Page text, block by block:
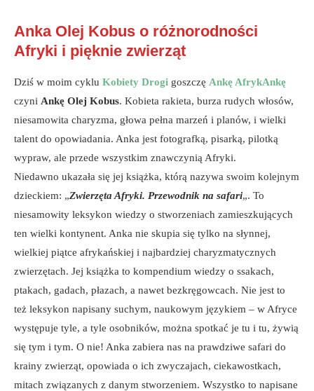
Anka Olej Kobus o różnorodności
Afryki i pięknie zwierząt
Dziś w moim cyklu Kobiety Drogi goszczę Ankę AfrykAnkę
czyni Ankę Olej Kobus. Kobieta rakieta, burza rudych włosów,
niesamowita charyzma, głowa pełna marzeń i planów, i wielki
talent do opowiadania. Anka jest fotografką, pisarką, pilotką
wypraw, ale przede wszystkim znawczynią Afryki.
Niedawno ukazała się jej książka, którą nazywa swoim kolejnym
dzieckiem: „Zwierzęta Afryki. Przewodnik na safari„. To
niesamowity leksykon wiedzy o stworzeniach zamieszkujących
ten wielki kontynent. Anka nie skupia się tylko na słynnej,
wielkiej piątce afrykańskiej i najbardziej charyzmatycznych
zwierzętach. Jej książka to kompendium wiedzy o ssakach,
ptakach, gadach, płazach, a nawet bezkręgowcach. Nie jest to
też leksykon napisany suchym, naukowym językiem – w Afryce
występuje tyle, a tyle osobników, można spotkać je tu i tu, żywią
się tym i tym. O nie! Anka zabiera nas na prawdziwe safari do
krainy zwierząt, opowiada o ich zwyczajach, ciekawostkach,
mitach związanych z danym stworzeniem. Wszystko to napisane